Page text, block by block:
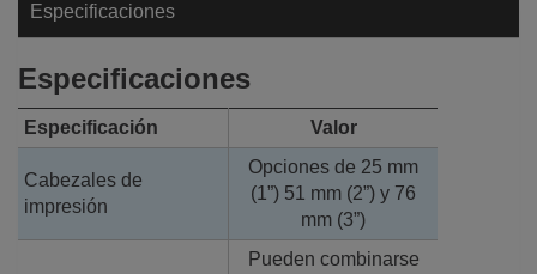
Especificaciones
Especificaciones
Especificación Valor
Cabezales de
impresión
Opciones de 25 mm
(1”) 51 mm (2”) y 76
mm (3”)
Pueden combinarse